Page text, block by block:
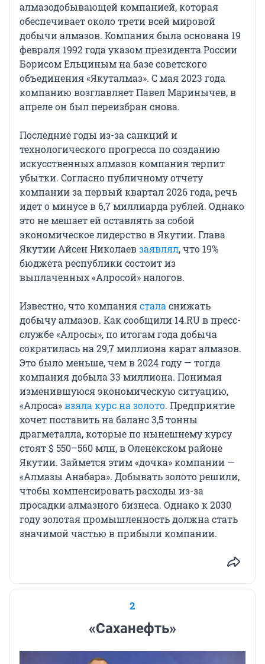
алмазодобывающей компанией, которая
обеспечивает около трети всей мировой
добычи алмазов. Компания была основана 19
февраля 1992 года указом президента России
Борисом Ельциным на базе советского
объединения «Якуталмаз». С мая 2023 года
компанию возглавляет Павел Маринычев, в
апреле он был переизбран снова.
Последние годы из-за санкций и
технологического прогресса по созданию
искусственных алмазов компания терпит
убытки. Согласно публичному отчету
компании за первый квартал 2026 года, речь
идет о минусе в 6,7 миллиарда рублей. Однако
это не мешает ей оставлять за собой
экономическое лидерство в Якутии. Глава
Якутии Айсен Николаевзаявлял, что 19%
бюджета республики состоит из
выплаченных «Алросой» налогов.
Известно, что компаниястала снижать
добычу алмазов. Как сообщили 14.RU в пресс-
службе «Алросы», по итогам года добыча
сократилась на 29,7 миллиона карат алмазов.
Это было меньше, чем в 2024 году — тогда
компания добыла 33 миллиона. Понимая
изменившуюся экономическую ситуацию,
«Алроса»взяла курс на золото. Предприятие
хочет поставить на баланс 3,5 тонны
драгметалла, которые по нынешнему курсу
стоят$ 550–560 млн, в Оленекском районе
Якутии. Займется этим «дочка» компании —
«Алмазы Анабара». Добывать золото решили,
чтобы компенсировать расходы из-за
просадки алмазного бизнеса. Однако к 2030
году золотая промышленность должна стать
значимой частью в прибыли компании.
2
«Саханефть»